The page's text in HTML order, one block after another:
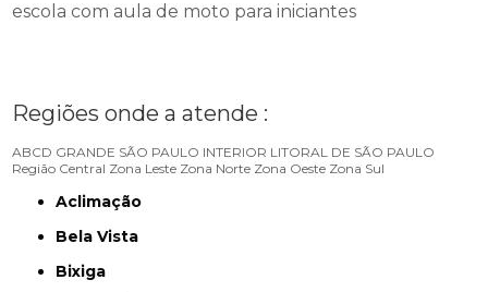
escola com aula de moto para iniciantes
Regiões onde a atende :
ABCD GRANDE SÃO PAULO INTERIOR LITORAL DE SÃO PAULO
Região Central Zona Leste Zona Norte Zona Oeste Zona Sul
Aclimação
Bela Vista
Bixiga